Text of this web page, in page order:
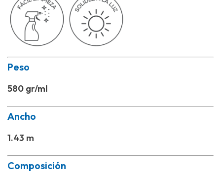
Peso
580 gr/ml
Ancho
1.43 m
Composición